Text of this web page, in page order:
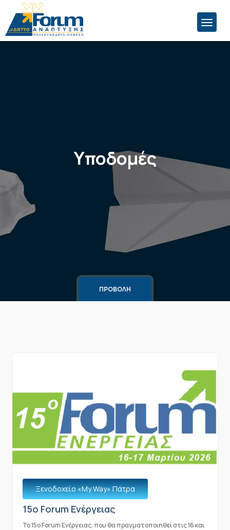
Υποδομές
ΠΡΟΒΟΛΗ
Ξενοδοχείο «Μy Way» Πάτρα
15o Forum Ενέργειας
Το 15ο Forum Ενέργειας, που θα πραγματοποιηθεί στις 16 και